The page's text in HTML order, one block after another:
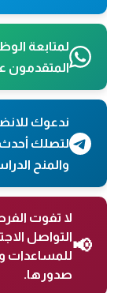
لمتابعة
المتقدمون
ندعوك
لتصلك أحدث
والمنح
📢
لا تفوت
التواصل
للمساعدات
صدورها.